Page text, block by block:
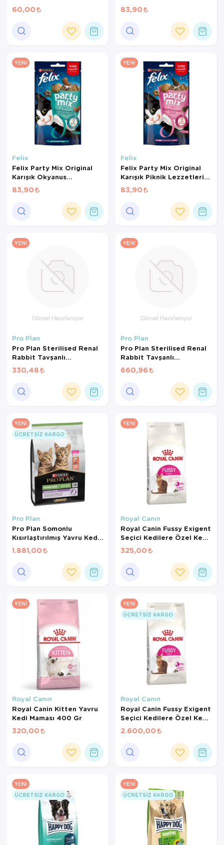
60,00
Kedi Ödül Maması 60 Gr
83,90
YENI
Felix
Felix Party Mix Original
Karışık Okyanus
Lezzetleri Kedi Ödül
Maması 60 Gr
83,90
YENI
Felix
Felix Party Mix Original
Karışık Piknik Lezzetleri
Kedi Ödül Maması 60 Gr
83,90
YENI
Pro Plan
Pro Plan Sterilised Renal
Rabbit Tavşanlı
Kısırlaştırılmış Kedi
Maması (500 GR
330,48
YENI
Pro Plan
Pro Plan Sterilised Renal
Rabbit Tavşanlı
Kısırlaştırılmış Kedi
Maması (1 KG BÖLÜNMÜŞ)
660,96
YENI
ÜCRETSIZ KARGO
Pro Plan
Pro Plan Somonlu
Kısırlaştırılmış Yavru Kedi
Maması 3 Kg
1.881,00
YENI
Royal Canın
Royal Canin Fussy Exigent
Seçici Kedilere Özel Kedi
Maması 400 Gr
325,00
YENI
Royal Canın
Royal Canin Kitten Yavru
Kedi Maması 400 Gr
320,00
YENI
ÜCRETSIZ KARGO
Royal Canın
Royal Canin Fussy Exigent
Seçici Kedilere Özel Kedi
Maması 4 Kg
2.600,00
YENI
ÜCRETSIZ KARGO
YENI
ÜCRETSIZ KARGO